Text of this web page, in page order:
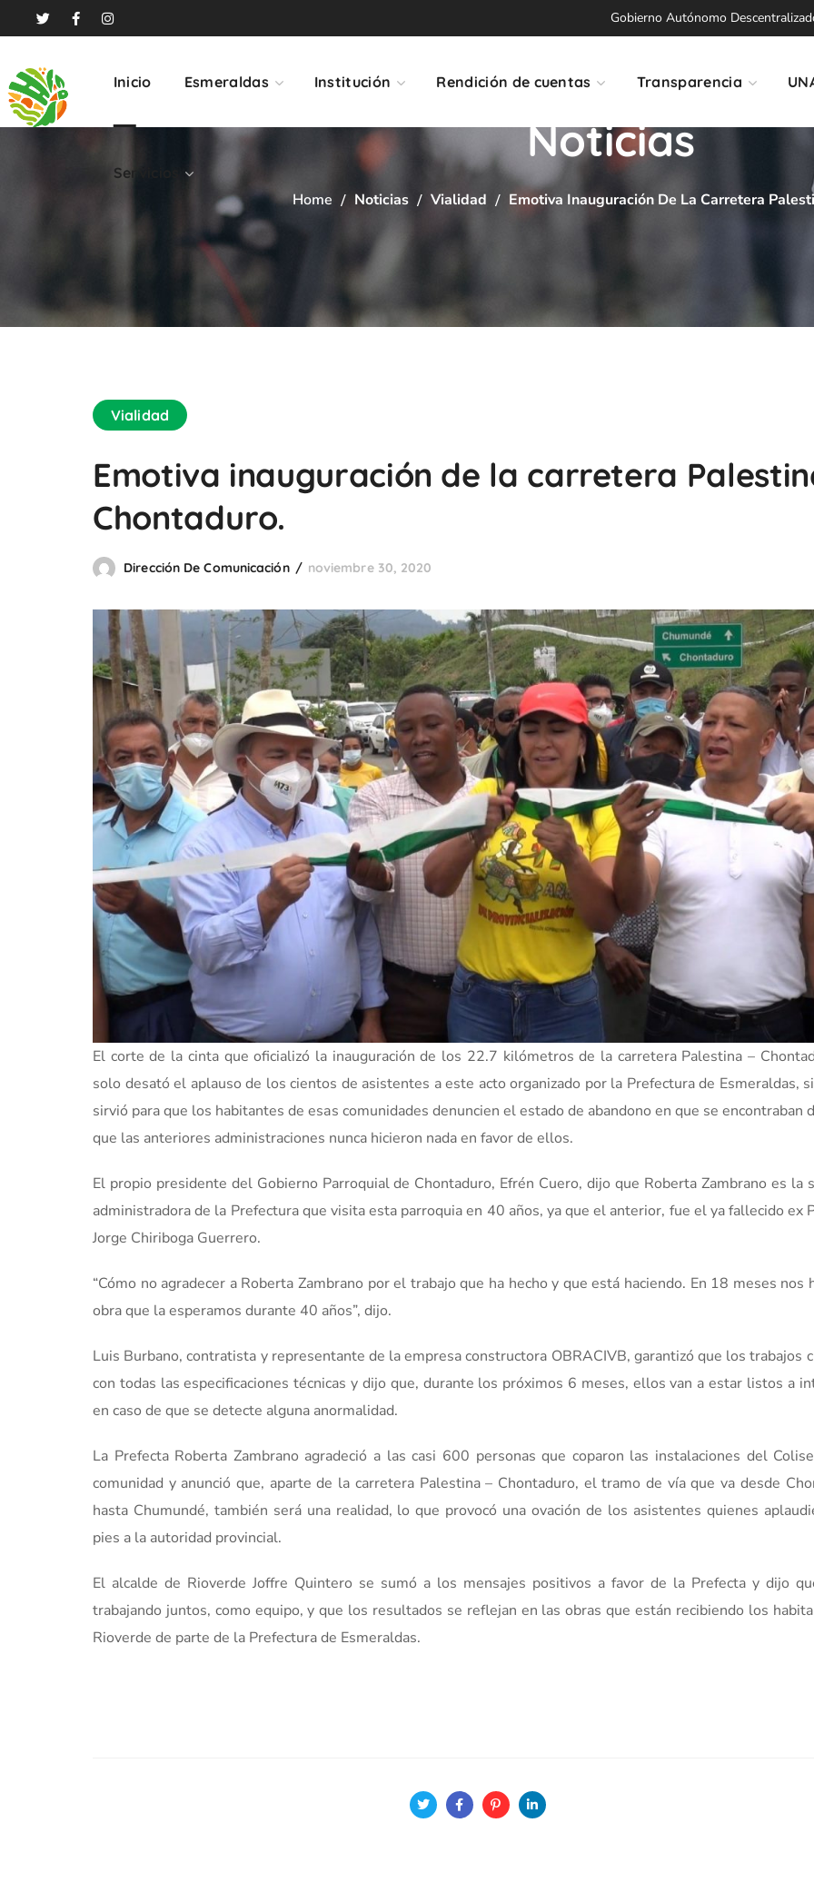
Gobierno Autónomo
Inicio Esmeraldas Institución Rendición de cuentas Transparencia
Servicios
Noticias
Home Noticias Vialidad Emotiva Inauguración De La Carretera
Vialidad
Emotiva inauguración de la carretera
Chontaduro.
Dirección De Comunicación noviembre 30, 2020
El corte de la cinta que oficializó la inauguración de los 22.7 kilómetros de la carretera Palestina –
solo desató el aplauso de los cientos de asistentes a este acto organizado por la Prefectura de Esmeraldas,
sirvió para que los habitantes de esas comunidades denuncien el estado de abandono en que se encontraban
que las anteriores administraciones nunca hicieron nada en favor de ellos.
El propio presidente del Gobierno Parroquial de Chontaduro, Efrén Cuero, dijo que Roberta Zambrano es la
administradora de la Prefectura que visita esta parroquia en 40 años, ya que el anterior, fue el ya fallecido ex
Jorge Chiriboga Guerrero.
“Cómo no agradecer a Roberta Zambrano por el trabajo que ha hecho y que está haciendo. En 18 meses nos
obra que la esperamos durante 40 años”, dijo.
Luis Burbano, contratista y representante de la empresa constructora OBRACIVB, garantizó que los trabajos
con todas las especificaciones técnicas y dijo que, durante los próximos 6 meses, ellos van a estar listos a
en caso de que se detecte alguna anormalidad.
La Prefecta Roberta Zambrano agradeció a las casi 600 personas que coparon las instalaciones del
comunidad y anunció que, aparte de la carretera Palestina – Chontaduro, el tramo de vía que va desde
hasta Chumundé, también será una realidad, lo que provocó una ovación de los asistentes quienes
pies a la autoridad provincial.
El alcalde de Rioverde Joffre Quintero se sumó a los mensajes positivos a favor de la Prefecta y dijo
trabajando juntos, como equipo, y que los resultados se reflejan en las obras que están recibiendo los
Rioverde de parte de la Prefectura de Esmeraldas.